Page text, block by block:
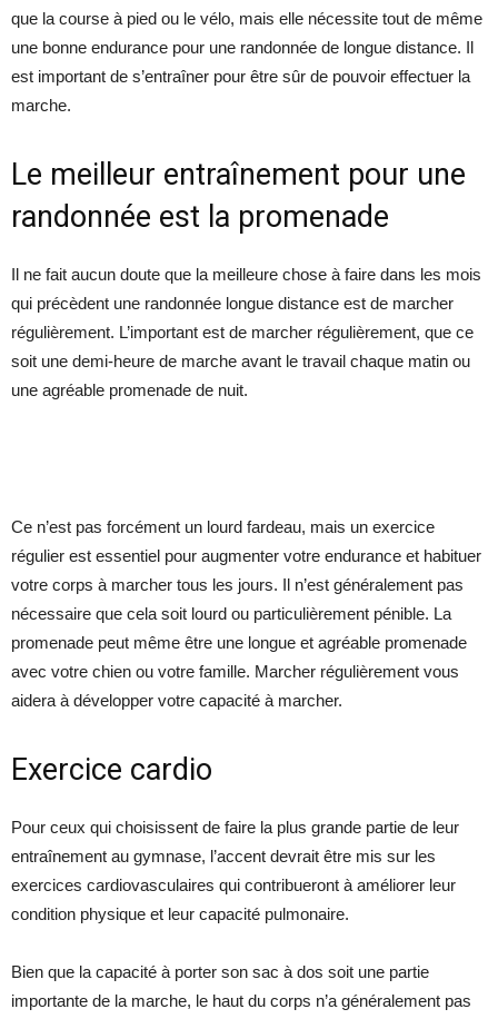
que la course à pied ou le vélo, mais elle nécessite tout de même
une bonne endurance pour une randonnée de longue distance. Il
est important de s’entraîner pour être sûr de pouvoir effectuer la
marche.
Le meilleur entraînement pour une
randonnée est la promenade
Il ne fait aucun doute que la meilleure chose à faire dans les mois
qui précèdent une randonnée longue distance est de marcher
régulièrement. L’important est de marcher régulièrement, que ce
soit une demi-heure de marche avant le travail chaque matin ou
une agréable promenade de nuit.
Ce n’est pas forcément un lourd fardeau, mais un exercice
régulier est essentiel pour augmenter votre endurance et habituer
votre corps à marcher tous les jours. Il n’est généralement pas
nécessaire que cela soit lourd ou particulièrement pénible. La
promenade peut même être une longue et agréable promenade
avec votre chien ou votre famille. Marcher régulièrement vous
aidera à développer votre capacité à marcher.
Exercice cardio
Pour ceux qui choisissent de faire la plus grande partie de leur
entraînement au gymnase, l’accent devrait être mis sur les
exercices cardiovasculaires qui contribueront à améliorer leur
condition physique et leur capacité pulmonaire.
Bien que la capacité à porter son sac à dos soit une partie
importante de la marche, le haut du corps n’a généralement pas